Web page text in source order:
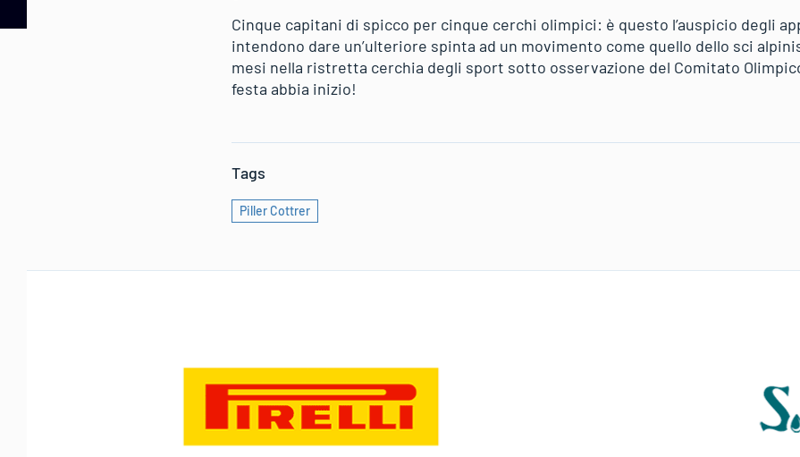
Cinque capitani di spicco per cinque cerchi olimpici: è questo l’auspicio degli
intendono dare un’ulteriore spinta ad un movimento come quello dello sci
mesi nella ristretta cerchia degli sport sotto osservazione del Comitato
festa abbia inizio!
Tags
Piller Cottrer